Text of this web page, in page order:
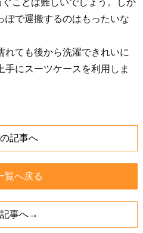
ことは難しいでしょう。しか
ぽで運搬するのはもったいな
れても後から洗濯できれいに
にスーツケースを利用しま
記事へ
覧へ戻る
事へ→